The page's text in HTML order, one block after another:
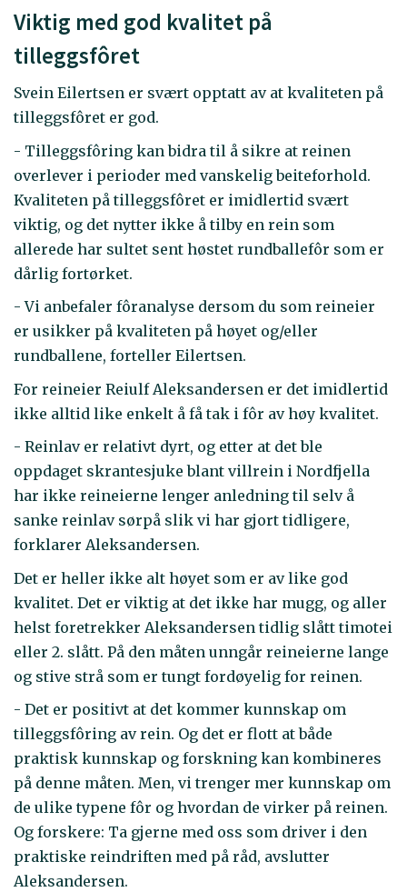
Viktig med god kvalitet på
tilleggsfôret
Svein Eilertsen er svært opptatt av at kvaliteten på
tilleggsfôret er god.
- Tilleggsfôring kan bidra til å sikre at reinen
overlever i perioder med vanskelig beiteforhold.
Kvaliteten på tilleggsfôret er imidlertid svært
viktig, og det nytter ikke å tilby en rein som
allerede har sultet sent høstet rundballefôr som er
dårlig fortørket.
- Vi anbefaler fôranalyse dersom du som reineier
er usikker på kvaliteten på høyet og/eller
rundballene, forteller Eilertsen.
For reineier Reiulf Aleksandersen er det imidlertid
ikke alltid like enkelt å få tak i fôr av høy kvalitet.
- Reinlav er relativt dyrt, og etter at det ble
oppdaget skrantesjuke blant villrein i Nordfjella
har ikke reineierne lenger anledning til selv å
sanke reinlav sørpå slik vi har gjort tidligere,
forklarer Aleksandersen.
Det er heller ikke alt høyet som er av like god
kvalitet. Det er viktig at det ikke har mugg, og aller
helst foretrekker Aleksandersen tidlig slått timotei
eller 2. slått. På den måten unngår reineierne lange
og stive strå som er tungt fordøyelig for reinen.
- Det er positivt at det kommer kunnskap om
tilleggsfôring av rein. Og det er flott at både
praktisk kunnskap og forskning kan kombineres
på denne måten. Men, vi trenger mer kunnskap om
de ulike typene fôr og hvordan de virker på reinen.
Og forskere: Ta gjerne med oss som driver i den
praktiske reindriften med på råd, avslutter
Aleksandersen.